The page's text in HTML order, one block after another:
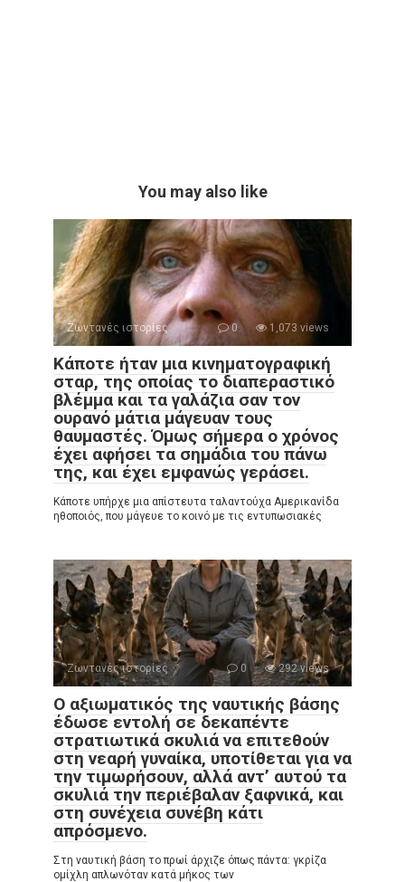
You may also like
Ζωντανές ιστορίες 0 1,073 views
Κάποτε ήταν μια κινηματογραφική
σταρ, της οποίας το διαπεραστικό
βλέμμα και τα γαλάζια σαν τον
ουρανό μάτια μάγευαν τους
θαυμαστές. Όμως σήμερα ο χρόνος
έχει αφήσει τα σημάδια του πάνω
της, και έχει εμφανώς γεράσει.
Κάποτε υπήρχε μια απίστευτα ταλαντούχα Αμερικανίδα
ηθοποιός, που μάγευε το κοινό με τις εντυπωσιακές
Ζωντανές ιστορίες 0 292 views
Ο αξιωματικός της ναυτικής βάσης
έδωσε εντολή σε δεκαπέντε
στρατιωτικά σκυλιά να επιτεθούν
στη νεαρή γυναίκα, υποτίθεται για να
την τιμωρήσουν, αλλά αντ’ αυτού τα
σκυλιά την περιέβαλαν ξαφνικά, και
στη συνέχεια συνέβη κάτι
απρόσμενο.
Στη ναυτική βάση το πρωί άρχιζε όπως πάντα: γκρίζα
ομίχλη απλωνόταν κατά μήκος των